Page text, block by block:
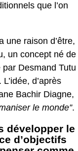
que l’on
une raison d’être,
un concept né de
Desmand Tutu
d’après
Bachir Diagne,
le monde”.
développer le
d’objectifs